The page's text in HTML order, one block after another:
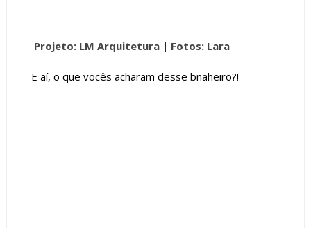
Projeto: LM Arquitetura | Fotos: Lara
E aí, o que vocês acharam desse bnaheiro?!